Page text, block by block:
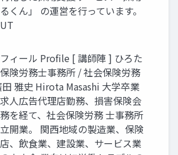
くん」 の運営を行っています。
ィール Proﬁle [ 講師陣 ] ひろた
険労務士事務所 / 社会保険労務
雅史 Hirota Masashi 大学卒業
人広告代理店勤務、損害保険会
を経て、社会保険労務 士事務所
開業。 関西地域の製造業、保険
、飲食業、建設業、サービス業